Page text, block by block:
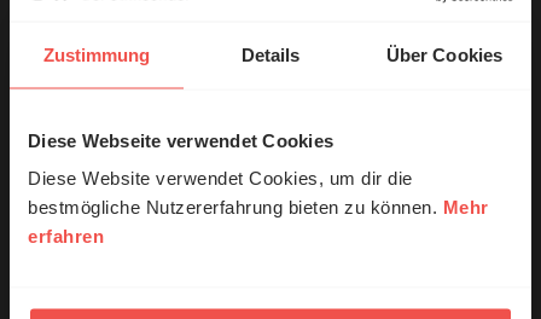
Zustimmung Details Über Cookies
Diese Webseite verwendet Cookies
Diese Website verwendet Cookies, um dir die
bestmögliche Nutzererfahrung bieten zu können. Mehr
erfahren
Name:
E-Mail:
Die E-Mail-Adresse wird nicht veröffentlicht.
© Ruth Schneider / ERF